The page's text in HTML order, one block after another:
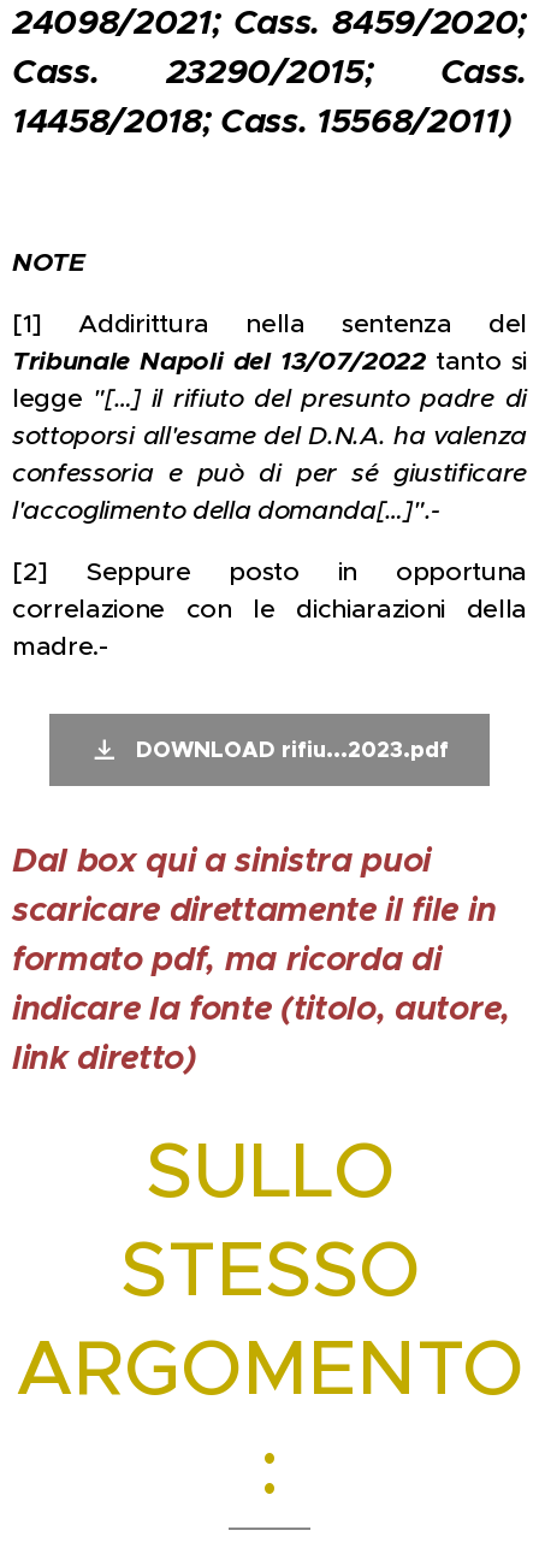
24098/2021; Cass. 8459/2020;
Cass. 23290/2015; Cass.
14458/2018; Cass. 15568/2011)
NOTE
[1] Addirittura nella sentenza del
Tribunale Napoli del 13/07/2022tanto si
legge "[…] il rifiuto del presunto padre di
sottoporsi all'esame del D.N.A. ha valenza
confessoria e può di per sé giustificare
l'accoglimento della domanda[…]".-
[2] Seppure posto in opportuna
correlazione con le dichiarazioni della
madre.-
DOWNLOAD rifiu...2023.pdf
Dal box qui a sinistra puoi
scaricare direttamente il file in
formato pdf, ma ricorda di
indicare la fonte (titolo, autore,
link diretto)
SULLO
STESSO
ARGOMENTO
: